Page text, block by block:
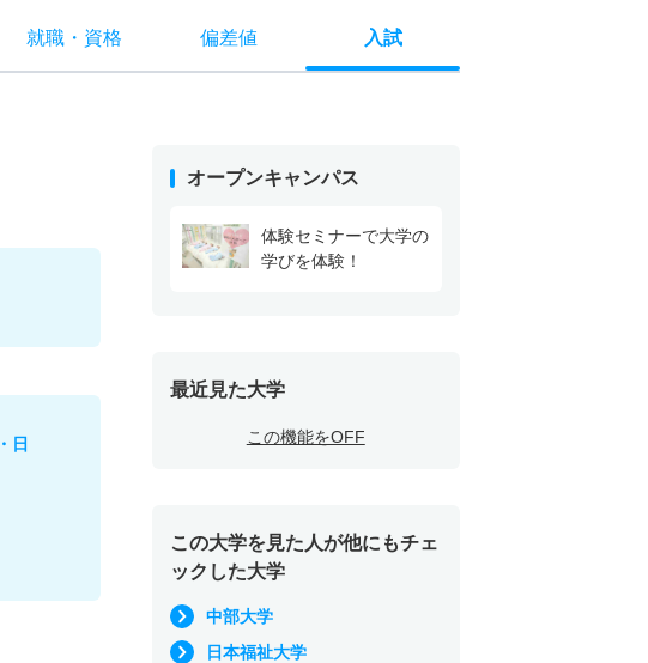
就職・ 資格 偏差値 入試
日
オープンキャンパス
体験セミナーで大学の
学びを体験！
最近見た大学
この機能をOFF
この大学を見た人が他にもチェ
ックした大学
中部大学
日本福祉大学